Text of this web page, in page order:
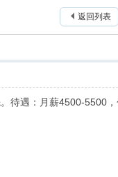
返回列表
待遇：月薪4500-5500